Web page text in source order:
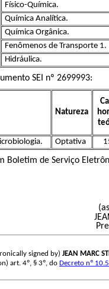
Físico-Química.
Química Analítica.
Química Orgânica.
Fenômenos de Transporte 1.
Hidráulica.
SEI nº2699993:
Natureza
Optativa
Boletim de Serviço
signed by) JEAN MARC
art. 4º, § 3º, do Decreto nº